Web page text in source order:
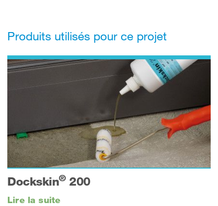
Produits utilisés pour ce projet
Dockskin® 200
Lire la suite